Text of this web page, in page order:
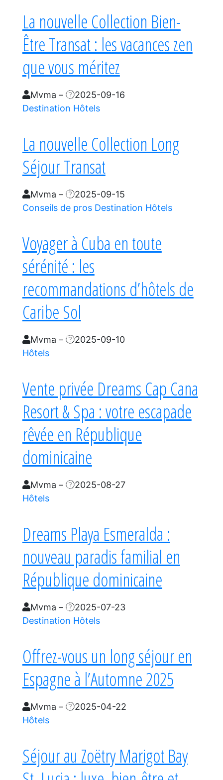
La nouvelle Collection Bien-
Être Transat : les vacances zen
que vous méritez
Mvma –
2025-09-16
Destination Hôtels
La nouvelle Collection Long
Séjour Transat
Mvma –
2025-09-15
Conseils de pros Destination Hôtels
Voyager à Cuba en toute
sérénité : les
recommandations d’hôtels de
Caribe Sol
Mvma –
2025-09-10
Hôtels
Vente privée Dreams Cap Cana
Resort & Spa : votre escapade
rêvée en République
dominicaine
Mvma –
2025-08-27
Hôtels
Dreams Playa Esmeralda :
nouveau paradis familial en
République dominicaine
Mvma –
2025-07-23
Destination Hôtels
Offrez-vous un long séjour en
Espagne à l’Automne 2025
Mvma –
2025-04-22
Hôtels
Séjour au Zoëtry Marigot Bay